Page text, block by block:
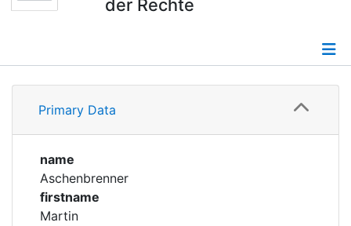
Places
Corporations
Historic matricle
der Rechte
Profile
Academical Timeline
Primary Data
name
Aschenbrenner
firstname
Martin